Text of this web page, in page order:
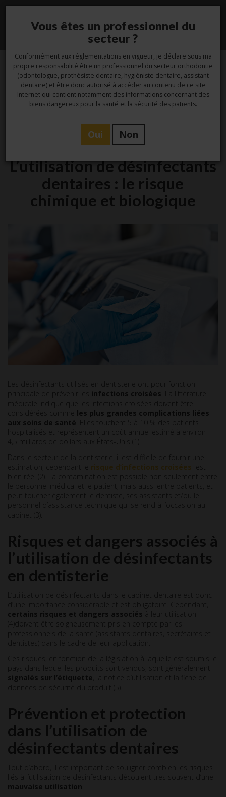
14
Fév
Hygiène
L’utilisation de désinfectants
dentaires : le risque
chimique et biologique
Les désinfectants utilisés en dentisterie ont pour fonction
infections croisées . La littérature
médicale indique que les infections croisées doivent être
les plus grandes complications liées
aux soins de santé . Elles touchent 5 à 10 % des patients
hospitalisés et représentent un coût annuel estimé à environ
4,5 milliards de dollars aux États-Unis (1).
Dans le secteur de la dentisterie, il est difficile de fournir une
estimation, cependant le risque d’infections croisées est
bien réel (2). La contamination est possible non seulement entre
le personnel médical et le patient, mais aussi entre patients, et
peut toucher également le dentiste, ses assistants et/ou le
personnel d’assistance technique qui se rend à l’occasion au
cabinet (3).
Risques et dangers associés à
l’utilisation de désinfectants
en dentisterie
L’utilisation de désinfectants dans le cabinet dentaire est donc
d’une importance considérable et est obligatoire. Cependant,
certains risques et dangers associés à leur utilisation
(4)doivent être soigneusement pris en compte par les
professionnels de la santé (assistants dentaires, secrétaires et
dentistes) dans le cadre de leur application.
Ces risques, en fonction de la législation à laquelle est soumis le
pays dans lequel les produits sont vendus, sont généralement
signalés sur l’étiquette , la notice d’utilisation et la fiche de
données de sécurité du produit (5).
Prévention et protection
dans l’utilisation de
désinfectants dentaires
Tout d’abord, il est important de souligner combien les risques
liés à l’utilisation de désinfectants découlent très souvent d’une
mauvaise utilisation
Vous êtes un professionnel du
secteur ?
Conformément aux réglementations en vigueur, je déclare sous ma
propre responsabilité être un professionnel du secteur orthodontie
(odontologue, prothésiste dentaire, hygiéniste dentaire, assistant
dentaire) et être donc autorisé à accéder au contenu de ce site
Internet qui contient notamment des informations concernant des
biens dangereux pour la santé et la sécurité des patients.
Oui Non